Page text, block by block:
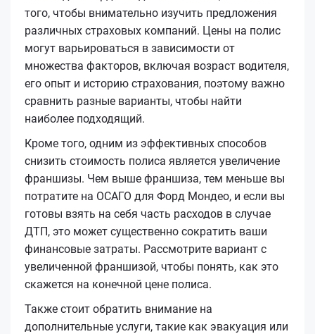
того, чтобы внимательно изучить предложения
различных страховых компаний. Цены на полис
могут варьироваться в зависимости от
множества факторов, включая возраст водителя,
его опыт и историю страхования, поэтому важно
сравнить разные варианты, чтобы найти
наиболее подходящий.
Кроме того, одним из эффективных способов
снизить стоимость полиса является увеличение
франшизы. Чем выше франшиза, тем меньше вы
потратите на ОСАГО для Форд Мондео, и если вы
готовы взять на себя часть расходов в случае
ДТП, это может существенно сократить ваши
финансовые затраты. Рассмотрите вариант с
увеличенной франшизой, чтобы понять, как это
скажется на конечной цене полиса.
Также стоит обратить внимание на
дополнительные услуги, такие как эвакуация или